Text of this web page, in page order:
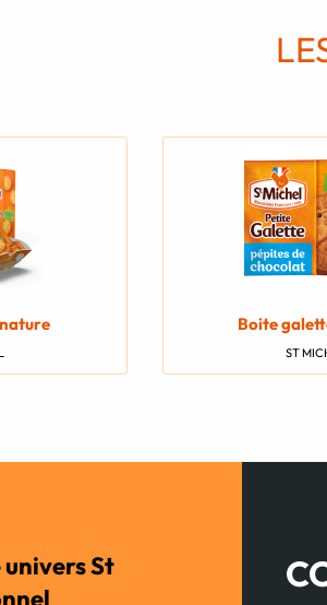
Boite
ST
univers St